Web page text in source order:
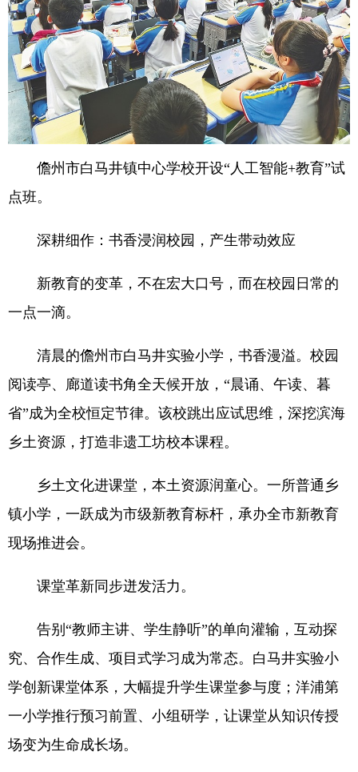
儋州市白马井镇中心学校开设“人工智能+教育”试
点班。
深耕细作：书香浸润校园，产生带动效应
新教育的变革，不在宏大口号，而在校园日常的
一点一滴。
清晨的儋州市白马井实验小学，书香漫溢。校园
阅读亭、廊道读书角全天候开放，“晨诵、午读、暮
省”成为全校恒定节律。该校跳出应试思维，深挖滨海
乡土资源，打造非遗工坊校本课程。
乡土文化进课堂，本土资源润童心。一所普通乡
镇小学，一跃成为市级新教育标杆，承办全市新教育
现场推进会。
课堂革新同步迸发活力。
告别“教师主讲、学生静听”的单向灌输，互动探
究、合作生成、项目式学习成为常态。白马井实验小
学创新课堂体系，大幅提升学生课堂参与度；洋浦第
一小学推行预习前置、小组研学，让课堂从知识传授
场变为生命成长场。